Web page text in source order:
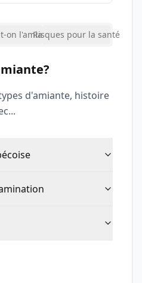
on l'amiante?Risques pour la santé
d'amiante, histoire